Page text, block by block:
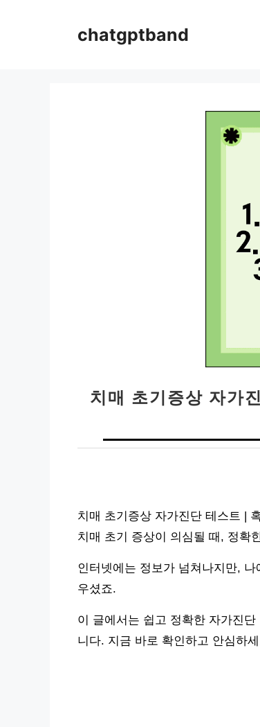
chatgptband
치매 초기증상 자가
치매 초기증상 자가진단 테스트 |
치매 초기 증상이 의심될 때, 정확
인터넷에는 정보가 넘쳐나지만,
우셨죠.
이 글에서는 쉽고 정확한 자가진
니다. 지금 바로 확인하고 안심하